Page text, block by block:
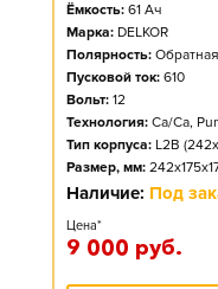
Ёмкость: 61 Ач
Марка: DELKOR
Полярность: Обратная
Пусковой ток: 610
Вольт: 12
Технология: Ca/Ca,
Тип корпуса: L2B
Размер, мм:
Наличие: Под
Цена*
9 000 руб.